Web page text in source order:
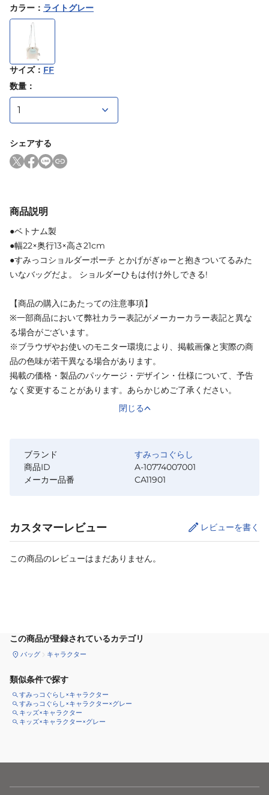
カラー ： ライトグレー
サイズ： FF
数量：
シェアする
商品説明
●ベトナム製
●幅22×奥行13×高さ21cm
●すみっコショルダーポーチ とかげがぎゅーと抱きついてるみた
いなバッグだよ。 ショルダーひもは付け外しできる!
【商品の購入にあたっての注意事項】
※一部商品において弊社カラー表記がメーカーカラー表記と異な
る場合がございます。
※ブラウザやお使いのモニター環境により、掲載画像と実際の商
品の色味が若干異なる場合があります。
掲載の価格・製品のパッケージ・デザイン・仕様について、予告
なく変更することがあります。あらかじめご了承ください。
閉じる
ブランド
すみっコぐらし
商品ID
A-10774007001
メーカー品番
CA11901
カスタマーレビュー レビューを書く
この商品のレビューはまだありません。
この商品が登録されているカテゴリ
バッグ キャラクター
類似条件で探す
すみっコぐらし×キャラクター
すみっコぐらし×キャラクター×グレー
キッズ×キャラクター
キッズ×キャラクター×グレー